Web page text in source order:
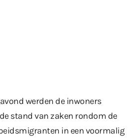
werden de inwoners
stand van zaken rondom de
in een voormalig